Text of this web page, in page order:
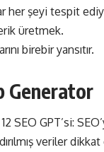
her şeyi tespit
üretmek.
birebir yansıtır.
Generator
veriler